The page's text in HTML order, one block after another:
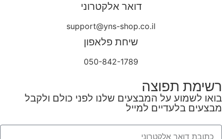
דואר אלקטרוני
support@yns-shop.co.il
שיחת פלאפון
050-842-1789
רשימת תפוצה
בואו לשמוע על המבצעים שלנו לפני כולם ולקבל
מבצעים בלעדיים למייל